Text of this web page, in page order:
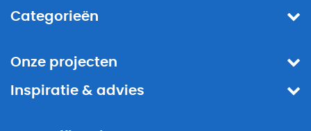
Categorieën
Onze projecten
Inspiratie & advies